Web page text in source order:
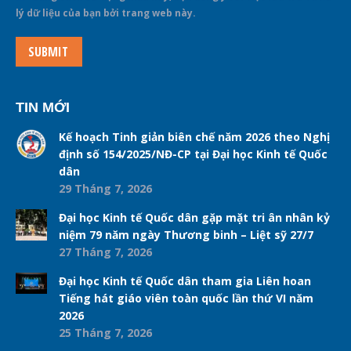
lý dữ liệu của bạn bởi trang web này.
SUBMIT
TIN MỚI
Kế hoạch Tinh giản biên chế năm 2026 theo Nghị
định số 154/2025/NĐ-CP tại Đại học Kinh tế Quốc
dân
29 Tháng 7, 2026
Đại học Kinh tế Quốc dân gặp mặt tri ân nhân kỷ
niệm 79 năm ngày Thương binh – Liệt sỹ 27/7
27 Tháng 7, 2026
Đại học Kinh tế Quốc dân tham gia Liên hoan
Tiếng hát giáo viên toàn quốc lần thứ VI năm
2026
25 Tháng 7, 2026